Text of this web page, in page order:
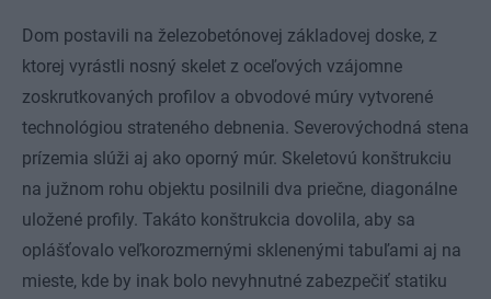
Dom postavili na železobetónovej základovej doske, z
ktorej vyrástli nosný skelet z oceľových vzájomne
zoskrutkovaných profilov a obvodové múry vytvorené
technológiou strateného debnenia. Severovýchodná stena
prízemia slúži aj ako oporný múr. Skeletovú konštrukciu
na južnom rohu objektu posilnili dva priečne, diagonálne
uložené profily. Takáto konštrukcia dovolila, aby sa
oplášťovalo veľkorozmernými sklenenými tabuľami aj na
mieste, kde by inak bolo nevyhnutné zabezpečiť statiku